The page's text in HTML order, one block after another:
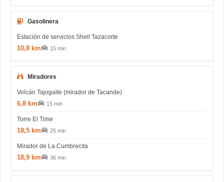
Gasolinera
Estación de servicios Shell Tazacorte
10,8 km 15 min
Miradores
Volcán Tajogaite (mirador de Tacande)
6,8 km 15 min
Torre El Time
18,5 km 25 min
Mirador de La Cumbrecita
18,9 km 36 min